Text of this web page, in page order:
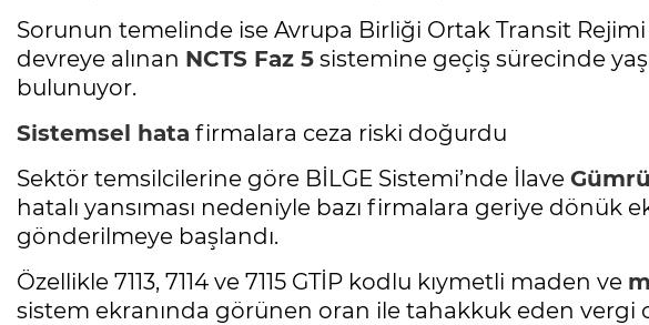
Sorunun temelinde ise Avrupa Birliği Ortak Transit Rejimi
devreye alınan NCTS Faz 5 sistemine geçiş sürecinde
bulunuyor.
Sistemsel hata firmalara ceza riski doğurdu
Sektör temsilcilerine göre BİLGE Sistemi’nde İlave
hatalı yansıması nedeniyle bazı firmalara geriye dönük
gönderilmeye başlandı.
Özellikle 7113, 7114 ve 7115 GTİP kodlu kıymetli maden ve
sistem ekranında görünen oran ile tahakkuk eden vergi